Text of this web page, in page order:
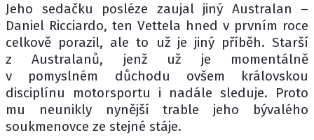
Jeho sedačku posléze zaujal jiný Australan –
Daniel Ricciardo, ten Vettela hned v prvním roce
celkově porazil, ale to už je jiný příběh. Starší
z Australanů, jenž už je momentálně
v pomyslném důchodu ovšem královskou
disciplínu motorsportu i nadále sleduje. Proto
mu neunikly nynější trable jeho bývalého
soukmenovce ze stejné stáje.